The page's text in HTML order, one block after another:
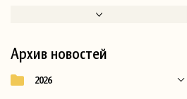
Архив новостей
2026